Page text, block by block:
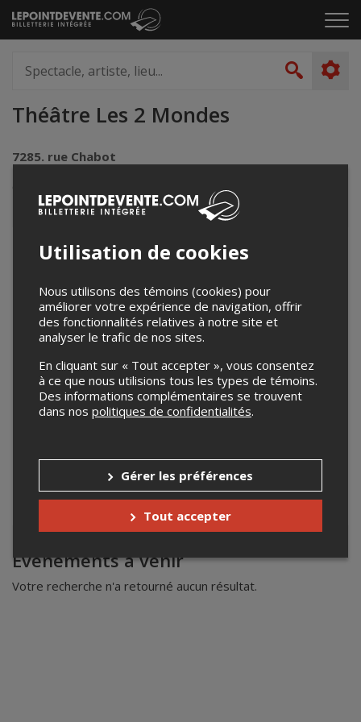
Passer
au
le
artiste,
lieu...
Théâtre Les 2 Mondes
7285. rue Chabot
+
Leaflet| ©
Événements à venir
Votre recherche n'a retourné aucun résultat.
Utilisation de cookies
Nous utilisons des témoins (cookies) pour
améliorer votre expérience de navigation, offrir
des fonctionnalités relatives à notre site et
analyser le trafic de nos sites.
En cliquant sur « Tout accepter », vous consentez
à ce que nous utilisions tous les types de témoins.
Des informations complémentaires se trouvent
dans nos politiques de confidentialités.
Gérer les préférences
Tout accepter